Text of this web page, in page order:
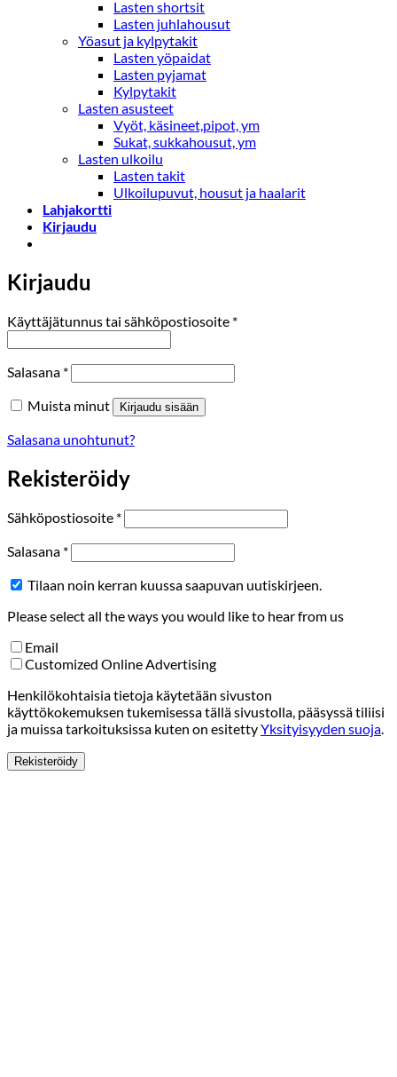
Lasten shortsit
Lasten juhlahousut
Yöasut ja kylpytakit
Lasten yöpaidat
Lasten pyjamat
Kylpytakit
Lasten asusteet
Vyöt, käsineet,pipot, ym
Sukat, sukkahousut, ym
Lasten ulkoilu
Lasten takit
Ulkoilupuvut, housut ja haalarit
Lahjakortti
Kirjaudu
Kirjaudu
Käyttäjätunnus tai sähköpostiosoite *Vaaditaan
Salasana *Vaaditaan
Muista minut Kirjaudu sisään
Salasana unohtunut?
Rekisteröidy
Sähköpostiosoite *Vaaditaan
Salasana *Vaaditaan
Tilaan noin kerran kuussa saapuvan uutiskirjeen.
Please select all the ways you would like to hear from us
Email
Customized Online Advertising
Henkilökohtaisia tietoja käytetään sivuston
käyttökokemuksen tukemisessa tällä sivustolla, pääsyssä tiliisi
ja muissa tarkoituksissa kuten on esitettyYksityisyyden suoja
Rekisteröidy